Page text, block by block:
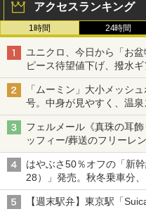
アクセスランキング
1時間 24時間
ユニクロ、今日から「お
ピース待望値下げ、撥水
「ムーミン」大小メッシ
号。中身が見やすく、温
フェルメール《真珠の耳
ッフィー/葬送のフリーレ
はやぶさ50％オフの「新
28）」発売。秋冬乗車分
【週末駅弁】東京駅「